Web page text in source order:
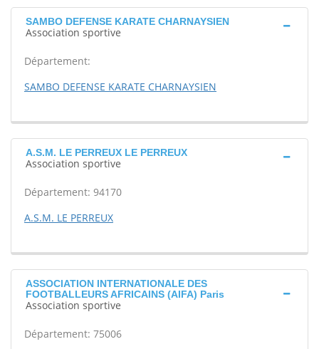
SAMBO DEFENSE KARATE CHARNAYSIEN
Association sportive
Département:
SAMBO DEFENSE KARATE CHARNAYSIEN
A.S.M. LE PERREUX LE PERREUX
Association sportive
Département: 94170
A.S.M. LE PERREUX
ASSOCIATION INTERNATIONALE DES
FOOTBALLEURS AFRICAINS (AIFA) Paris
Association sportive
Département: 75006